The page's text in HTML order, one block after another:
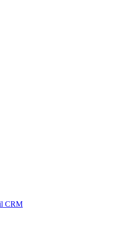
CRM